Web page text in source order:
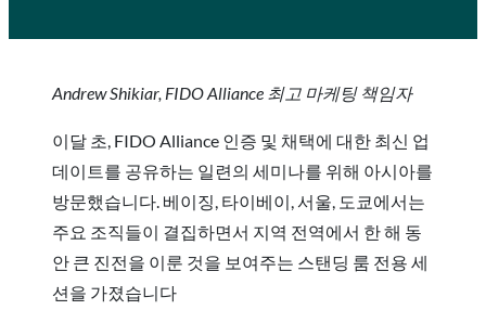
Andrew Shikiar, FIDO Alliance 최고 마케팅 책임자
이달 초, FIDO Alliance 인증 및 채택에 대한 최신 업
데이트를 공유하는 일련의 세미나를 위해 아시아를
방문했습니다. 베이징, 타이베이, 서울, 도쿄에서는
주요 조직들이 결집하면서 지역 전역에서 한 해 동
안 큰 진전을 이룬 것을 보여주는 스탠딩 룸 전용 세
션을 가졌습니다